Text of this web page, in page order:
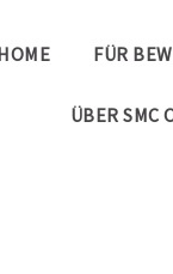
FÜR
ÜBER SMC